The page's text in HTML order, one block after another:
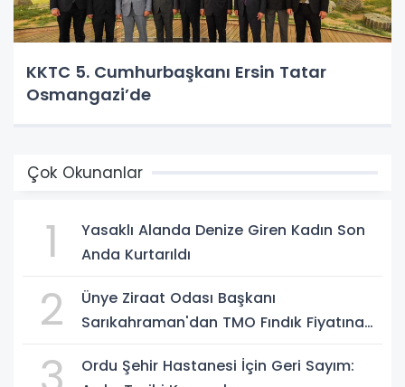
KKTC 5. Cumhurbaşkanı Ersin Tatar
Osmangazi’de
Çok Okunanlar
1
Yasaklı Alanda Denize Giren Kadın Son
Anda Kurtarıldı
2
Ünye Ziraat Odası Başkanı
Sarıkahraman'dan TMO Fındık Fiyatına
Ordu Şehir Hastanesi İçin Geri Sayım: